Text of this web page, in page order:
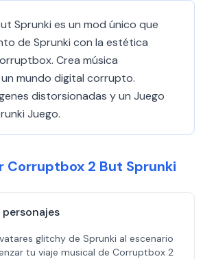
Sprunki es un mod único que
de Sprunki con la estética
Crea música
mundo digital corrupto.
distorsionadas y un Juego
Juego.
Corruptbox 2 But Sprunki
glitchy de Sprunki al escenario
tu viaje musical de Corruptbox 2